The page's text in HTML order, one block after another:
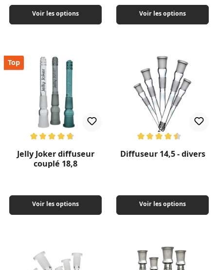
Voir les options Voir les options
Top
Jelly Joker diffuseur
couplé 18,8
Voir les options
Diffuseur 14,5 - divers
Voir les options